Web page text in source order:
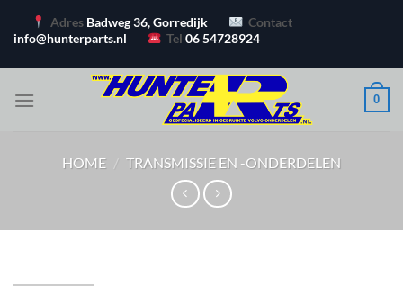
naar
Adres Badweg 36, Gorredijk
Contact
info@hunterparts.nl
Tel06 54728924
0
HOME / TRANSMISSIE EN -ONDERDELEN